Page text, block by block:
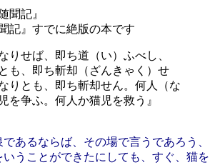
記』すでに絶版の本です
りせば、即ち道（い）ふべし、
も、即ち斬却（ざんきゃく）せ
りとも、即ち斬却せん。何人（な
を争ふ。何人か猫児を救う』
あるならば、その場で言うであろう、
いうことができたにしても、すぐ、猫を